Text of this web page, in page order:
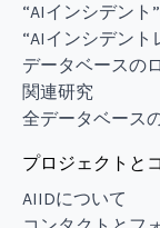
“AIインシデント
“AIインシデント
データベースの
関連研究
全データベース
プロジェクトと
AIIDについて